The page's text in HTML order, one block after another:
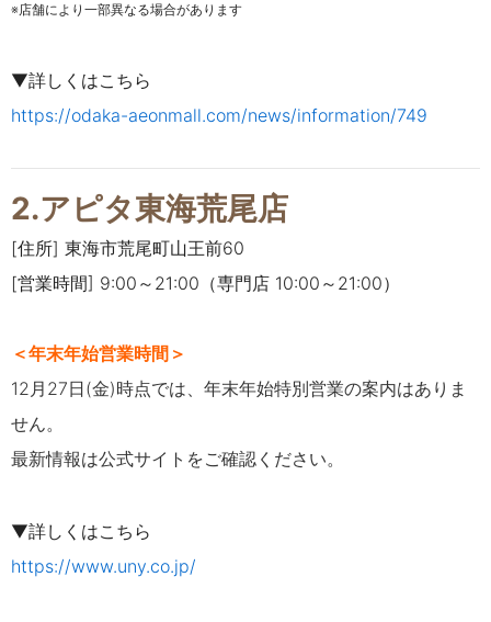
※店舗により一部異なる場合があります
▼詳しくはこちら
https://odaka-aeonmall.com/news/information/749
2.アピタ東海荒尾店
[住所] 東海市荒尾町山王前60
[営業時間] 9:00～21:00（専門店 10:00～21:00）
＜年末年始営業時間＞
12月27日(金)時点では、年末年始特別営業の案内はありま
せん。
最新情報は公式サイトをご確認ください。
▼詳しくはこちら
https://www.uny.co.jp/